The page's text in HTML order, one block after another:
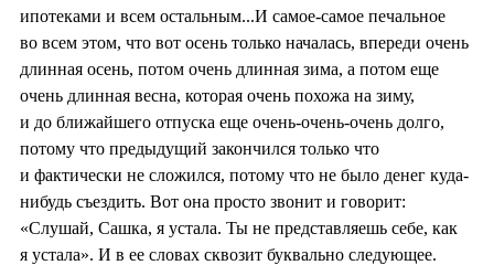
ипотеками и всем остальным...И самое-самое печальное
во всем этом, что вот осень только началась, впереди очень
длинная осень, потом очень длинная зима, а потом еще
очень длинная весна, которая очень похожа на зиму,
и до ближайшего отпуска еще очень-очень-очень долго,
потому что предыдущий закончился только что
и фактически не сложился, потому что не было денег куда-
нибудь съездить. Вот она просто звонит и говорит:
«Слушай, Сашка, я устала. Ты не представляешь себе, как
я устала». И в ее словах сквозит буквально следующее.